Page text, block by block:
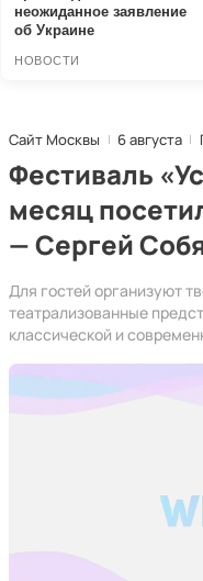
Сайт Москвы 6 августа
Фестиваль
месяц
— Сергей
Для гостей организуют
театрализованные
классической и